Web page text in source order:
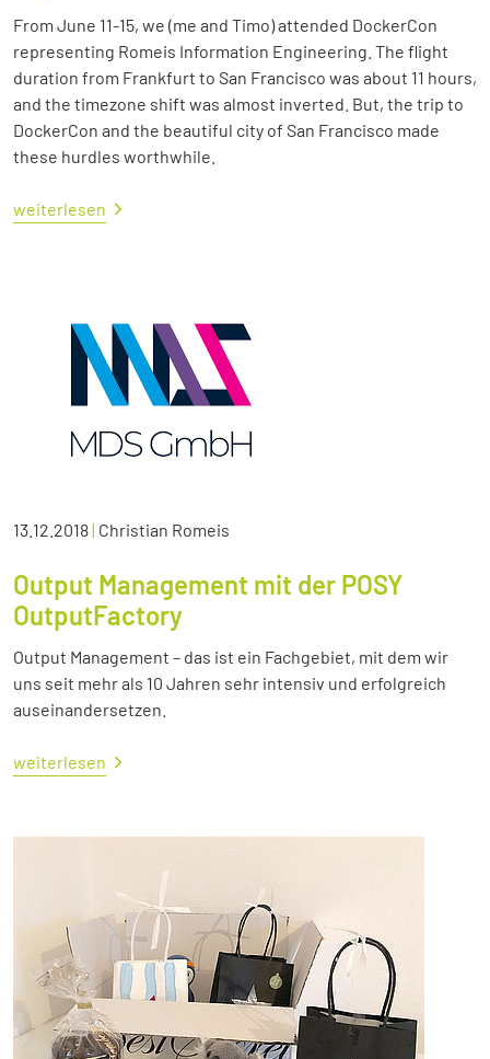
From June 11-15, we (me and Timo) attended DockerCon
representing Romeis Information Engineering. The flight
duration from Frankfurt to San Francisco was about 11 hours,
and the timezone shift was almost inverted. But, the trip to
DockerCon and the beautiful city of San Francisco made
these hurdles worthwhile.
weiterlesen
13.12.2018| Christian Romeis
Output Management mit der POSY
OutputFactory
Output Management – das ist ein Fachgebiet, mit dem wir
uns seit mehr als 10 Jahren sehr intensiv und erfolgreich
auseinandersetzen.
weiterlesen